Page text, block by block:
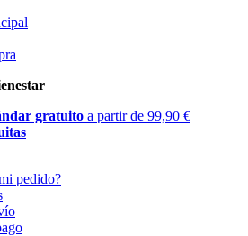
gratuito a partir de 99,90 €
pedido?